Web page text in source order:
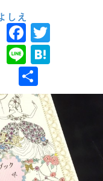
しえ
F
a
c
e
b
o
o
k
t
e
r
Li
n
e t
e
n
a
有